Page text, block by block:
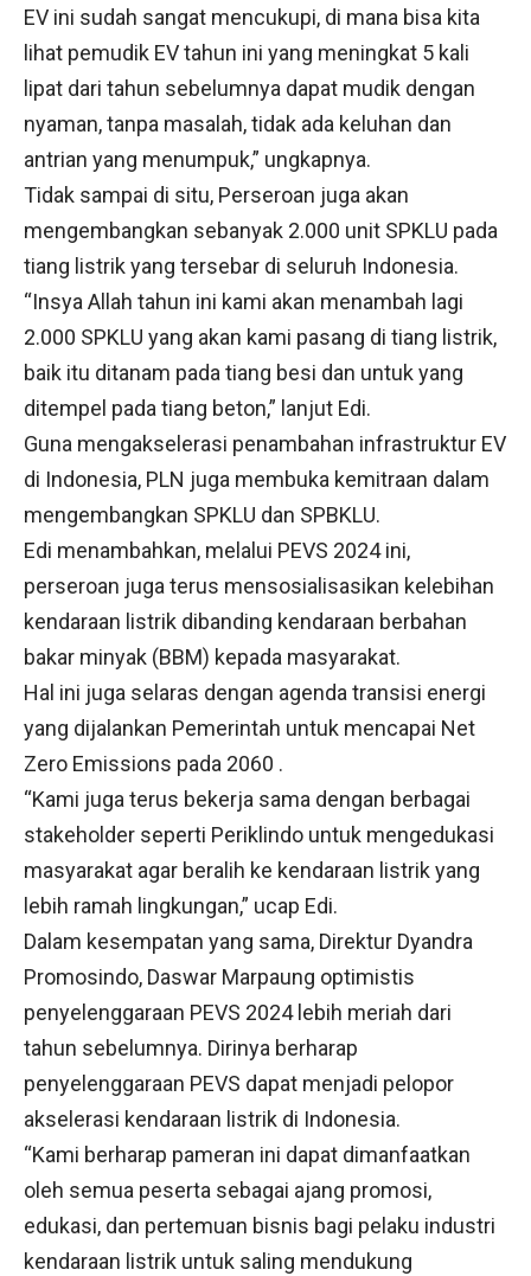
EV ini sudah sangat mencukupi, di mana bisa kita
lihat pemudik EV tahun ini yang meningkat 5 kali
lipat dari tahun sebelumnya dapat mudik dengan
nyaman, tanpa masalah, tidak ada keluhan dan
antrian yang menumpuk,” ungkapnya.
Tidak sampai di situ, Perseroan juga akan
mengembangkan sebanyak 2.000 unit SPKLU pada
tiang listrik yang tersebar di seluruh Indonesia.
“Insya Allah tahun ini kami akan menambah lagi
2.000 SPKLU yang akan kami pasang di tiang listrik,
baik itu ditanam pada tiang besi dan untuk yang
ditempel pada tiang beton,” lanjut Edi.
Guna mengakselerasi penambahan infrastruktur EV
di Indonesia, PLN juga membuka kemitraan dalam
mengembangkan SPKLU dan SPBKLU.
Edi menambahkan, melalui PEVS 2024 ini,
perseroan juga terus mensosialisasikan kelebihan
kendaraan listrik dibanding kendaraan berbahan
bakar minyak (BBM) kepada masyarakat.
Hal ini juga selaras dengan agenda transisi energi
yang dijalankan Pemerintah untuk mencapai Net
Zero Emissions pada 2060 .
“Kami juga terus bekerja sama dengan berbagai
stakeholder seperti Periklindo untuk mengedukasi
masyarakat agar beralih ke kendaraan listrik yang
lebih ramah lingkungan,” ucap Edi.
Dalam kesempatan yang sama, Direktur Dyandra
Promosindo, Daswar Marpaung optimistis
penyelenggaraan PEVS 2024 lebih meriah dari
tahun sebelumnya. Dirinya berharap
penyelenggaraan PEVS dapat menjadi pelopor
akselerasi kendaraan listrik di Indonesia.
“Kami berharap pameran ini dapat dimanfaatkan
oleh semua peserta sebagai ajang promosi,
edukasi, dan pertemuan bisnis bagi pelaku industri
kendaraan listrik untuk saling mendukung